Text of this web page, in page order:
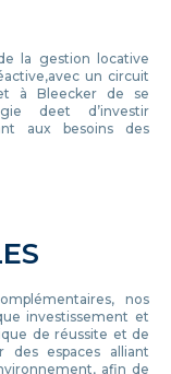
la gestion locative
un circuit
à Bleecker de se
deet d’investir
aux besoins des
nos
investissement et
de réussite et de
des espaces alliant
afin de